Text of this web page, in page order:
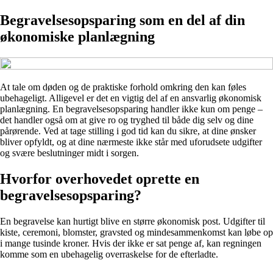
Begravelsesopsparing som en del af din
økonomiske planlægning
At tale om døden og de praktiske forhold omkring den kan føles
ubehageligt. Alligevel er det en vigtig del af en ansvarlig økonomisk
planlægning. En begravelsesopsparing handler ikke kun om penge –
det handler også om at give ro og tryghed til både dig selv og dine
pårørende. Ved at tage stilling i god tid kan du sikre, at dine ønsker
bliver opfyldt, og at dine nærmeste ikke står med uforudsete udgifter
og svære beslutninger midt i sorgen.
Hvorfor overhovedet oprette en
begravelsesopsparing?
En begravelse kan hurtigt blive en større økonomisk post. Udgifter til
kiste, ceremoni, blomster, gravsted og mindesammenkomst kan løbe op
i mange tusinde kroner. Hvis der ikke er sat penge af, kan regningen
komme som en ubehagelig overraskelse for de efterladte.